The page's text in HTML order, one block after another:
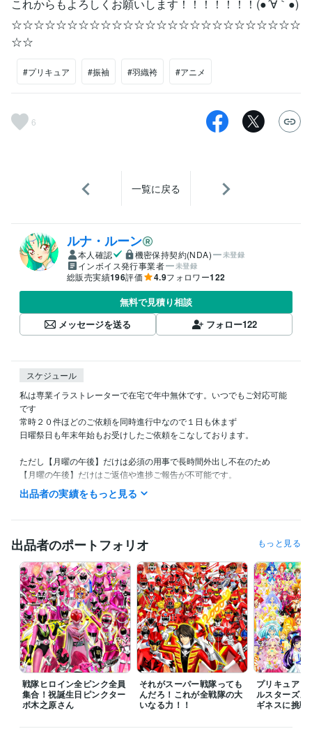
これからもよろしくお願いします！！！！！！！(●´∀｀●)
☆☆☆☆☆☆☆☆☆☆☆☆☆☆☆☆☆☆☆☆☆☆☆☆☆☆
☆☆
#プリキュア #振袖 #羽織袴 #アニメ
6
一覧に戻る
ルナ・ルーン
本人確認 機密保持契約(NDA) 未登録
インボイス発行事業者 未登録
総販売実績196評価 4.9フォロワー122
無料で見積り相談
メッセージを送る
フォロー122
スケジュール
私は専業イラストレーターで在宅で年中無休です。いつでもご対応可能
です
常時２０件ほどのご依頼を同時進行中なので１日も休まず
日曜祭日も年末年始もお受けしたご依頼をこなしております。
ただし【月曜の午後】だけは必須の用事で長時間外出し不在のため
【月曜の午後】だけはご返信や進捗ご報告が不可能です。
また私の生活は体調によって夜型だったり昼型だったり変化し不規則で
ご理解いただけますと幸いです。
受賞歴
ネットでイラスト＆コミック公開
プログラミング言語・フレームワーク
COBOL:1年
ビジネス・クリエイティブツール
Adobe Photoshop:20年Filmora:5年Excel:10年PowerPoint:5年
Word:5年
その他ツール
出品者の実績をもっと見る
出品者のポートフォリオ もっと見る
戦隊ヒロイン全ピンク全員
集合！祝誕生日ピンクター
ボ木之原さん
それがスーパー戦隊っても
んだろ！これが全戦隊の大
いなる力！！
プリキュア１
ルスターズ
ギネスに挑戦